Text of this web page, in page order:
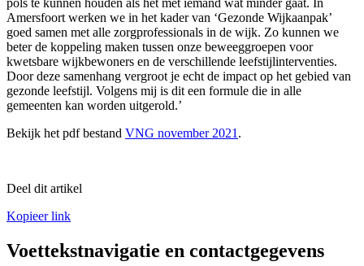
Amersfoort werken we in het kader van ‘Gezonde Wijkaanpak’
goed samen met alle zorgprofessionals in de wijk. Zo kunnen we
beter de koppeling maken tussen onze beweeggroepen voor
kwetsbare wijkbewoners en de verschillende leefstijlinterventies.
Door deze samenhang vergroot je echt de impact op het gebied van
gezonde leefstijl. Volgens mij is dit een formule die in alle
gemeenten kan worden uitgerold.’
Bekijk het pdf bestand VNG november 2021 .
Deel dit artikel
Kopieer link
Voettekstnavigatie en contactgegevens